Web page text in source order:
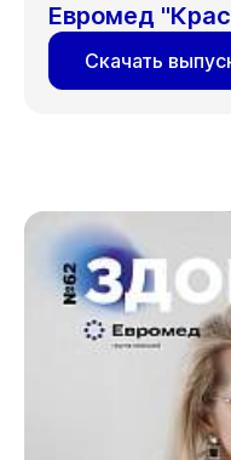
Евромед
Скачать